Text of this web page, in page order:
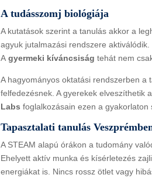
A tudásszomj biológiája
A kutatások szerint a tanulás akkor a
agyuk jutalmazási rendszere
Agyermeki kíváncsiság tehát nem
A hagyományos oktatási rendszerben
felfedezésnek. A gyerekek elveszíthetik
Labs foglalkozásain ezen a
Tapasztalati tanulás
A STEAM alapú órákon a tudomány
Ehelyett aktív munka és kísérletezés
energiákat is. Nincs rossz ötlet vagy